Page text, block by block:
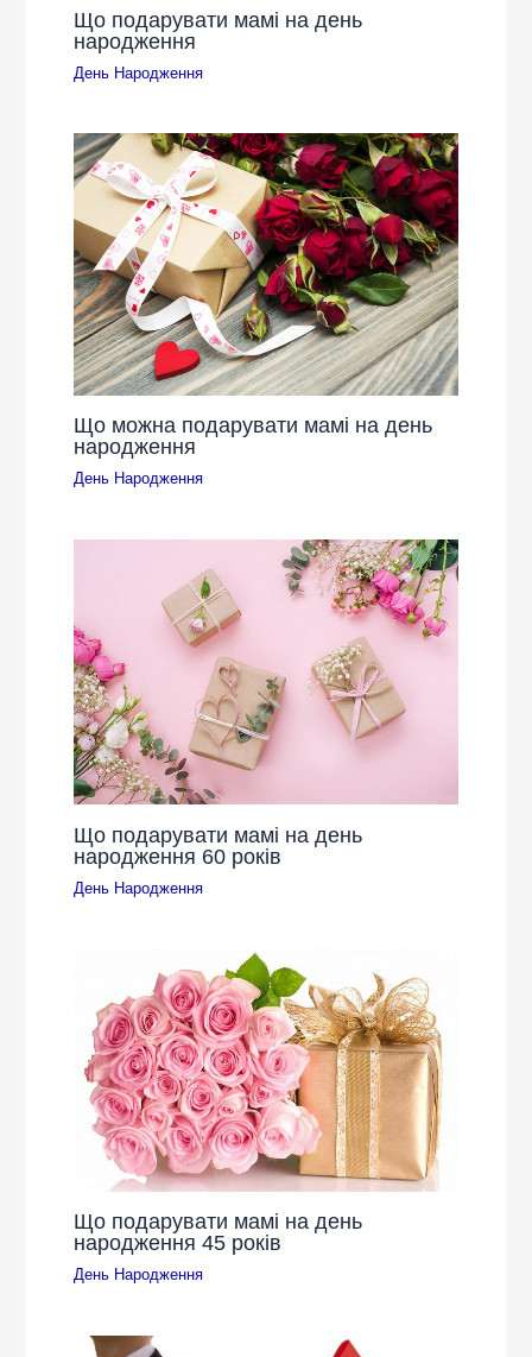
Що подарувати мамі на день
народження
День Народження
Що можна подарувати мамі на день
народження
День Народження
Що подарувати мамі на день
народження 60 років
День Народження
Що подарувати мамі на день
народження 45 років
День Народження